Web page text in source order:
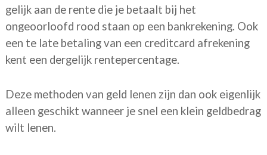
gelijk aan de rente die je betaalt bij het
ongeoorloofd rood staan op een bankrekening. Ook
een te late betaling van een creditcard afrekening
kent een dergelijk rentepercentage.
Deze methoden van geld lenen zijn dan ook eigenlijk
alleen geschikt wanneer je snel een klein geldbedrag
wilt lenen.